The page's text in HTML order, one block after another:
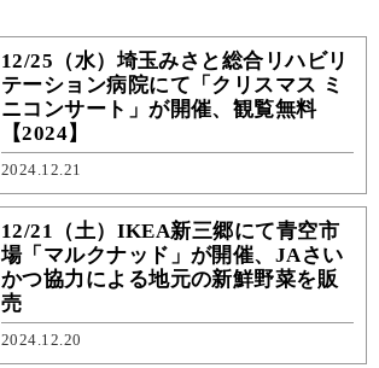
12/25（水）埼玉みさと総合リハビリ
テーション病院にて「クリスマス ミ
ニコンサート」が開催、観覧無料
【2024】
2024.12.21
12/21（土）IKEA新三郷にて青空市
場「マルクナッド」が開催、JAさい
かつ協力による地元の新鮮野菜を販
売
2024.12.20